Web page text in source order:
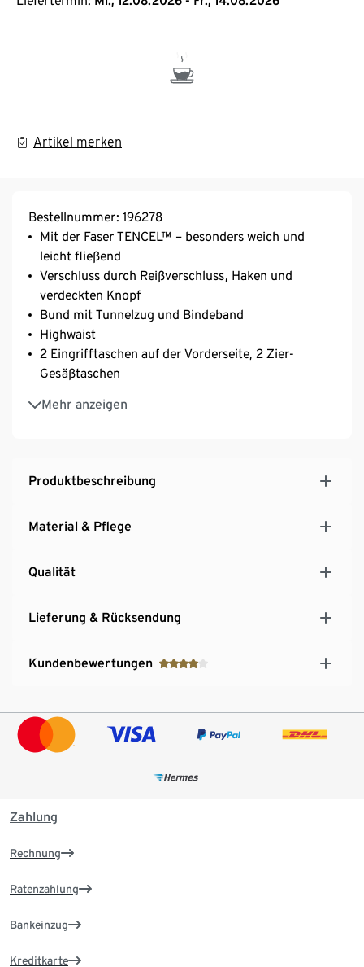
Artikel merken
Bestellnummer: 196278
Mit der Faser TENCEL™ – besonders weich und
leicht fließend
Verschluss durch Reißverschluss, Haken und
verdeckten Knopf
Bund mit Tunnelzug und Bindeband
Highwaist
2 Eingrifftaschen auf der Vorderseite, 2 Zier-
Gesäßtaschen
Mehr anzeigen
Fixierter Saumumschlag
Eingelegte Falten auf der Vorderseite
Produktbeschreibung
Material & Pflege
Qualität
Lieferung & Rücksendung
Kundenbewertungen
Zahlung
Rechnung
Ratenzahlung
Bankeinzug
Kreditkarte